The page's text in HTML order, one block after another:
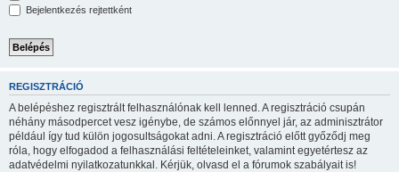
Bejelentkezés rejtettként
REGISZTRÁCIÓ
A belépéshez regisztrált felhasználónak kell lenned. A regisztráció csupán
néhány másodpercet vesz igénybe, de számos előnnyel jár, az adminisztrátor
például így tud külön jogosultságokat adni. A regisztráció előtt győződj meg
róla, hogy elfogadod a felhasználási feltételeinket, valamint egyetértesz az
adatvédelmi nyilatkozatunkkal. Kérjük, olvasd el a fórumok szabályait is!